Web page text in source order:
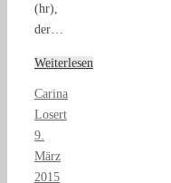
(hr),
der…
Weiterlesen
Carina
Losert
9.
März
2015